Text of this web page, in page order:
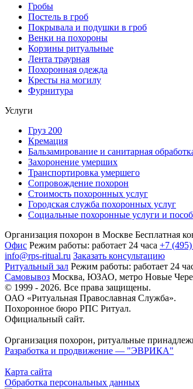
Гробы
Постель в гроб
Покрывала и подушки в гроб
Венки на похороны
Корзины ритуальные
Лента траурная
Похоронная одежда
Кресты на могилу
Фурнитура
Услуги
Груз 200
Кремация
Бальзамирование и санитарная
Захоронение умерших
Транспортировка умершего
Сопровождение похорон
Стоимость похоронных услуг
Городская служба похоронных услуг
Социальные похоронные услуги и
Организация похорон в Москве Бесплатная
Офис Режим работы: работает 24 часа +7
info@rps-ritual.ru Заказать консультацию
Ритуальный зал Режим работы: работает 24
Самовывоз Москва, ЮЗАО, метро Новые
© 1999 - 2026. Все права защищены.
ОАО «Ритуальная Православная Служба».
Похоронное бюро РПС Ритуал.
Официальный сайт.
Организация похорон, ритуальные
Разработка и продвижение — "ЭВРИКА"
Карта сайта
Обработка персональных данных